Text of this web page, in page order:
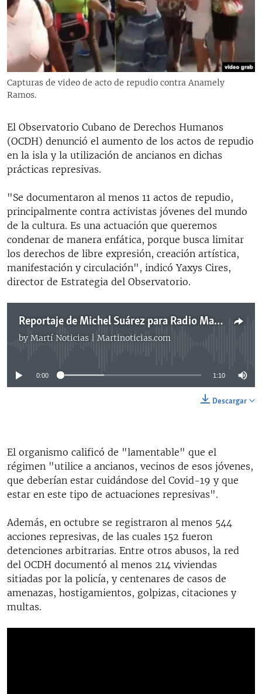
RADIO MARTÍ
ESPECIALES
ESPECIALES
LA REALIDAD DE LA VIVIENDA EN CUBA
SER VIEJO EN CUBA
LOS SANTOS DE HIALEAH
DESINFORMACIÓN RUSA EN AMÉRICA LATINA
MULTIMEDIA
EDITORIALES
Capturas de video de acto de repudio contra Anamely
Ramos.
El Observatorio Cubano de Derechos Humanos
(OCDH) denunció el aumento de los actos de repudio
en la isla y la utilización de ancianos en dichas
prácticas represivas.
"Se documentaron al menos 11 actos de repudio,
principalmente contra activistas jóvenes del mundo
de la cultura. Es una actuación que queremos
condenar de manera enfática, porque busca limitar
los derechos de libre expresión, creación artística,
manifestación y circulación", indicó Yaxys Cires,
director de Estrategia del Observatorio.
Reportaje de Michel Suárez para Radio Martí
by Martí Noticias | Martinoticias.com
No media source currently available
0:00 1:10
Descargar
El organismo calificó de "lamentable" que el
régimen "utilice a ancianos, vecinos de esos jóvenes,
que deberían estar cuidándose del Covid-19 y que
estar en este tipo de actuaciones represivas".
Además, en octubre se registraron al menos 544
acciones represivas, de las cuales 152 fueron
detenciones arbitrarias. Entre otros abusos, la red
del OCDH documentó al menos 214 viviendas
sitiadas por la policía, y centenares de casos de
amenazas, hostigamientos, golpizas, citaciones y
multas.